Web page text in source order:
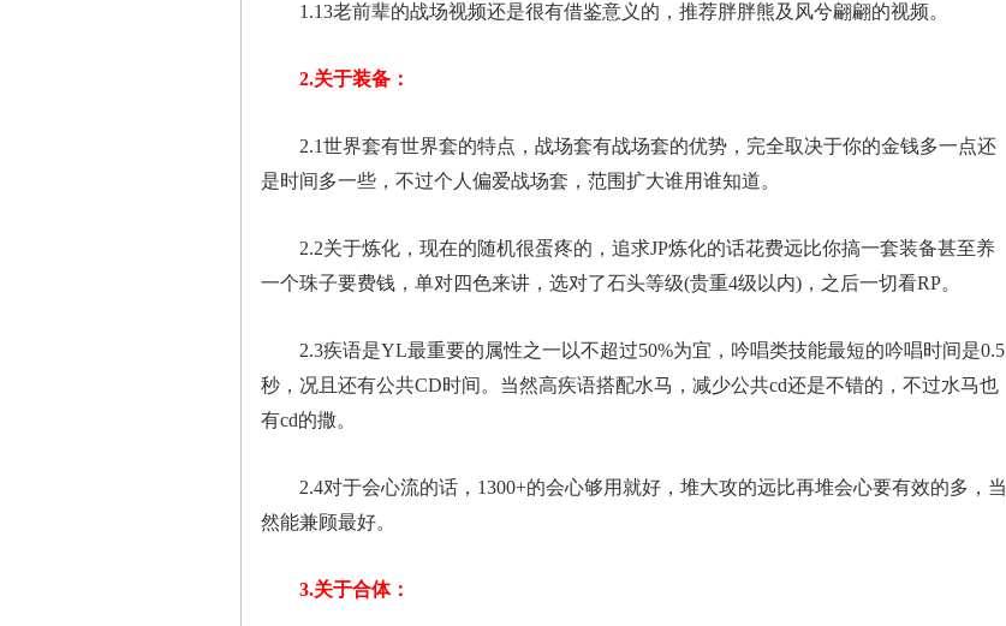
1.13老前辈的战场视频还是很有借鉴意义的，推荐胖胖熊及风兮翩翩的视频。
2.关于装备：
2.1世界套有世界套的特点，战场套有战场套的优势，完全取决于你的金钱多一点还
是时间多一些，不过个人偏爱战场套，范围扩大谁用谁知道。
2.2关于炼化，现在的随机很蛋疼的，追求JP炼化的话花费远比你搞一套装备甚至养
一个珠子要费钱，单对四色来讲，选对了石头等级(贵重4级以内)，之后一切看RP。
2.3疾语是YL最重要的属性之一以不超过50%为宜，吟唱类技能最短的吟唱时间是0.5
秒，况且还有公共CD时间。当然高疾语搭配水马，减少公共cd还是不错的，不过水马也
有cd的撒。
2.4对于会心流的话，1300+的会心够用就好，堆大攻的远比再堆会心要有效的多，当
然能兼顾最好。
3.关于合体：